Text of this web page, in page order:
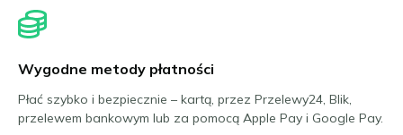
Wygodne metody płatności
Płać szybko i bezpiecznie – kartą, przez Przelewy24, Blik,
przelewem bankowym lub za pomocą Apple Pay i Google Pay.